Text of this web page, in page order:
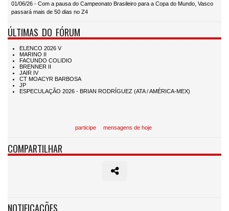
01/06/26 - Com a pausa do Campeonato Brasileiro para a Copa do Mundo, Vasco
passará mais de 50 dias no Z4
ÚLTIMAS DO FÓRUM
participe mensagens de hoje
COMPARTILHAR
NOTIFICAÇÕES